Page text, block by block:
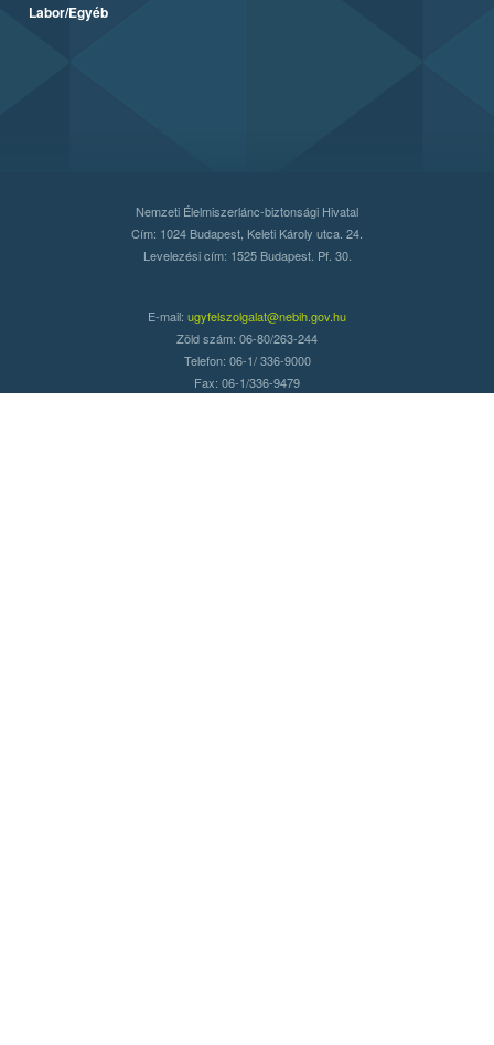
Labor/Egyéb
Nemzeti Élelmiszerlánc-biztonsági Hivatal
Cím: 1024 Budapest, Keleti Károly utca. 24.
Levelezési cím: 1525 Budapest. Pf. 30.
E-mail: ugyfelszolgalat@nebih.gov.hu
Zöld szám: 06-80/263-244
Telefon: 06-1/ 336-9000
Fax: 06-1/336-9479